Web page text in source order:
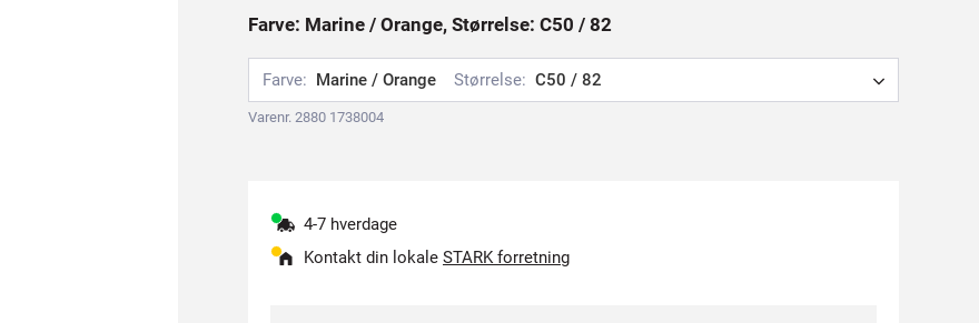
Farve: Marine / Orange, Størrelse: C50 / 82
Farve: Marine / Orange Størrelse: C50 / 82
Varenr. 2880 1738004
4-7 hverdage
Kontakt din lokale STARK forretning